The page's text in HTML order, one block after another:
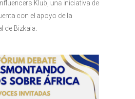
Klub, una iniciativa de
con el apoyo de la
de Bizkaia.